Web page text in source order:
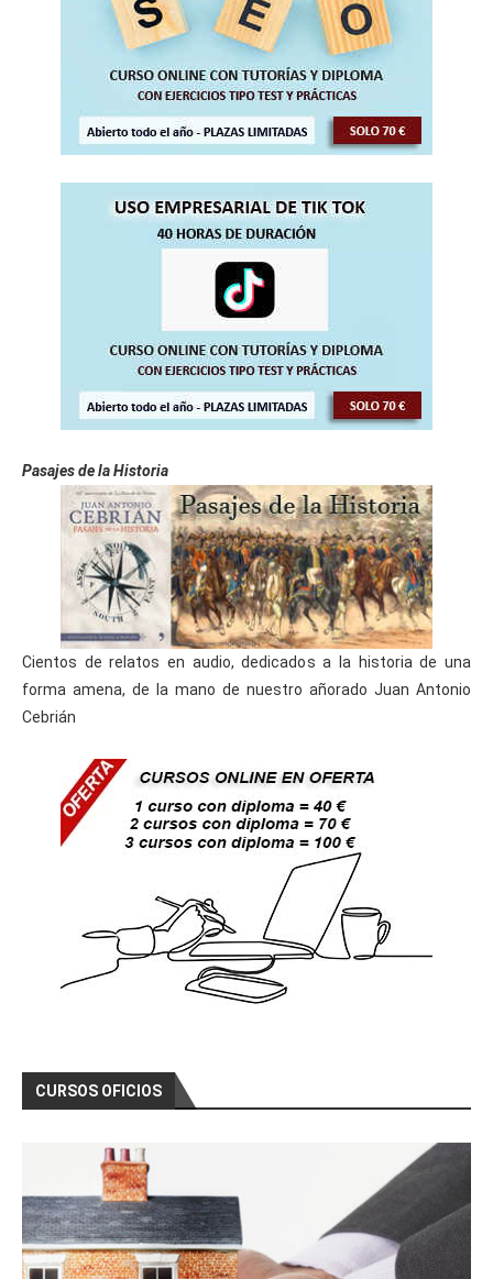
Pasajes de la Historia
Cientos de relatos en audio, dedicados a la historia de una
forma amena, de la mano de nuestro añorado Juan Antonio
Cebrián
CURSOS OFICIOS